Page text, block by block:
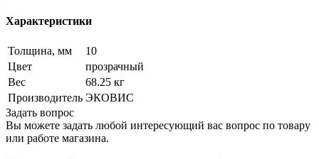
Характеристики
Толщина, мм
10
Цвет
прозрачный
Вес
68.25 кг
Производитель ЭКОВИС
Задать вопрос
Вы можете задать любой интересующий вас вопрос по товару
или работе магазина.